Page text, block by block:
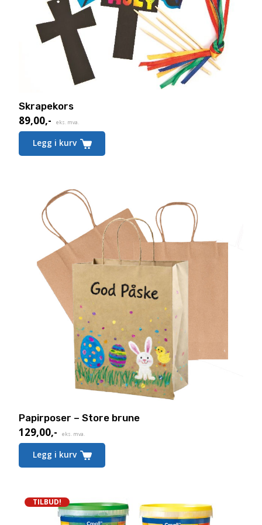
Skrapekors
89,00,- eks. mva.
Legg i kurv
Papirposer – Store brune
129,00,- eks. mva.
Legg i kurv
TILBUD!